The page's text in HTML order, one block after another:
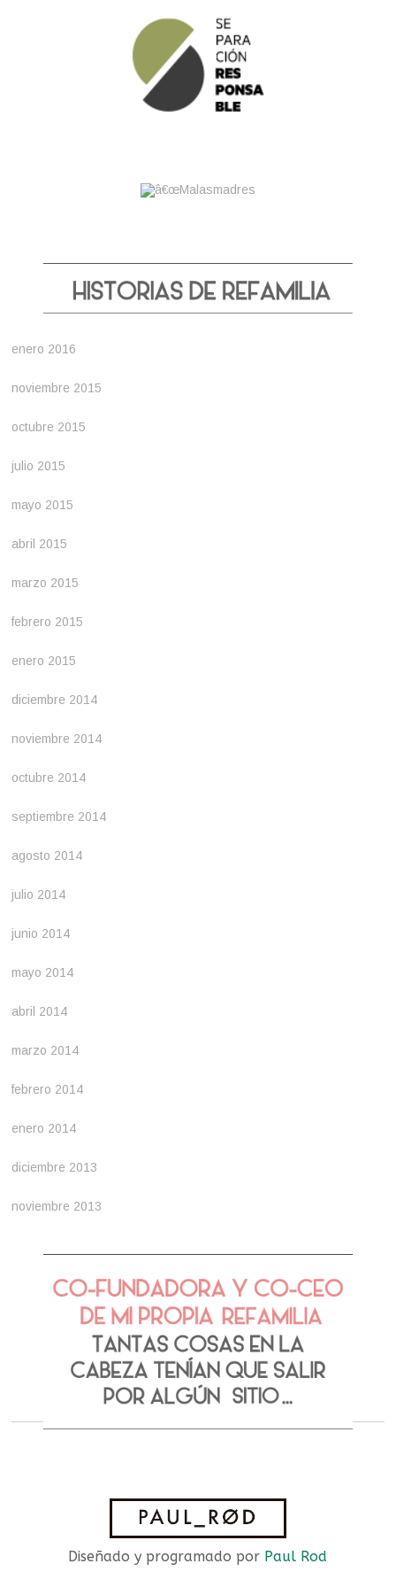
enero 2016
noviembre 2015
octubre 2015
julio 2015
mayo 2015
abril 2015
marzo 2015
febrero 2015
enero 2015
diciembre 2014
noviembre 2014
octubre 2014
septiembre 2014
agosto 2014
julio 2014
junio 2014
mayo 2014
abril 2014
marzo 2014
febrero 2014
enero 2014
diciembre 2013
noviembre 2013
Diseñado y programado por Paul Rod